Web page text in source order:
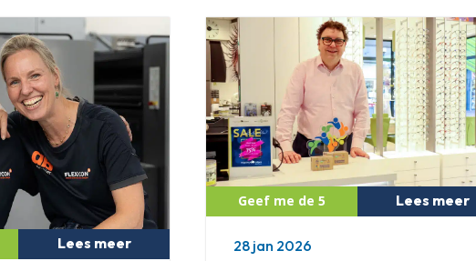
Lees meer
Lees meer
28 jan 2026